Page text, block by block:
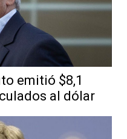
emitió $8,1
al dólar